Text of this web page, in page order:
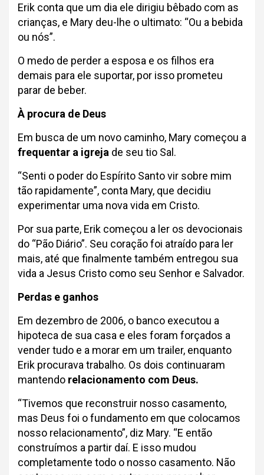
Erik conta que um dia ele dirigiu bêbado com as
crianças, e Mary deu-lhe o ultimato: “Ou a bebida
ou nós”.
O medo de perder a esposa e os filhos era
demais para ele suportar, por isso prometeu
parar de beber.
À procura de Deus
Em busca de um novo caminho, Mary começou a
frequentar a igreja de seu tio Sal.
“Senti o poder do Espírito Santo vir sobre mim
tão rapidamente”, conta Mary, que decidiu
experimentar uma nova vida em Cristo.
Por sua parte, Erik começou a ler os devocionais
do “Pão Diário”. Seu coração foi atraído para ler
mais, até que finalmente também entregou sua
vida a Jesus Cristo como seu Senhor e Salvador.
Perdas e ganhos
Em dezembro de 2006, o banco executou a
hipoteca de sua casa e eles foram forçados a
vender tudo e a morar em um trailer, enquanto
Erik procurava trabalho. Os dois continuaram
mantendo relacionamento com Deus.
“Tivemos que reconstruir nosso casamento,
mas Deus foi o fundamento em que colocamos
nosso relacionamento”, diz Mary. “E então
construímos a partir daí. E isso mudou
completamente todo o nosso casamento. Não